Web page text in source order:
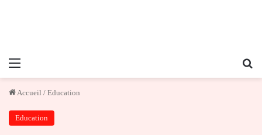
Menu
Accueil / Education
Education